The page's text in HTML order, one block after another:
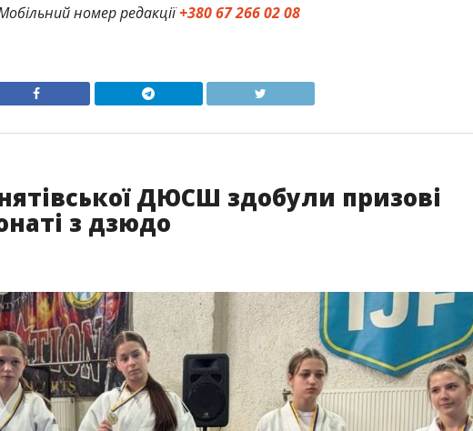
номер редакції+380 67 266 02 08
ДЮСШ здобули призові
з дзюдо